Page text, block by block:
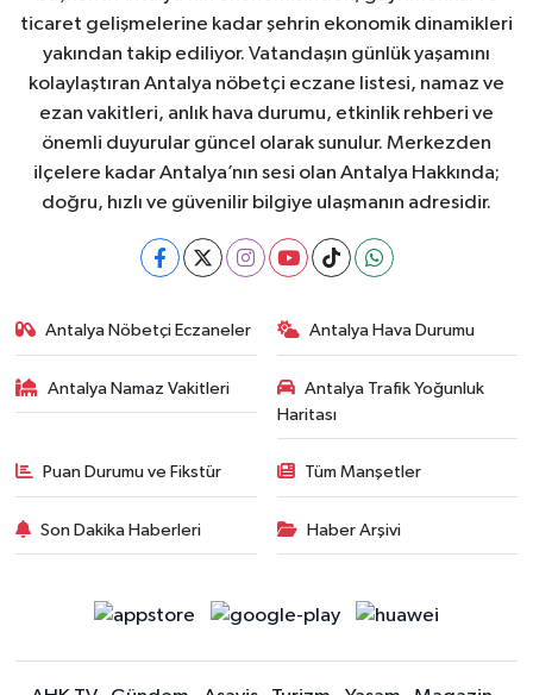
ticaret gelişmelerine kadar şehrin ekonomik dinamikleri
yakından takip ediliyor. Vatandaşın günlük yaşamını
kolaylaştıran Antalya nöbetçi eczane listesi, namaz ve
ezan vakitleri, anlık hava durumu, etkinlik rehberi ve
önemli duyurular güncel olarak sunulur. Merkezden
ilçelere kadar Antalya’nın sesi olan Antalya Hakkında;
doğru, hızlı ve güvenilir bilgiye ulaşmanın adresidir.
Antalya Nöbetçi Eczaneler Antalya Hava Durumu
Antalya Namaz Vakitleri
Antalya Trafik Yoğunluk
Haritası
Puan Durumu ve Fikstür Tüm Manşetler
Son Dakika Haberleri Haber Arşivi